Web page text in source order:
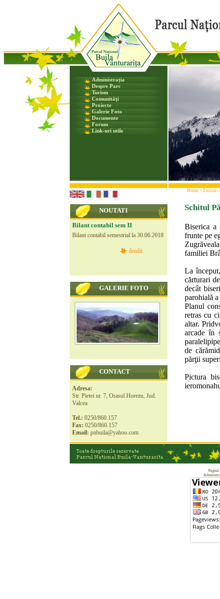
Administrația
Despre Parc
Turism
Comunităţi
Proiecte
Galerie Foto
Documente
Forum
Link-uri utile
NOUTATI
Bilant contabil sem II
Bilant contabil semestrial la 30.06.2018
detalii
GALERIE FOTO
CONTACT
Adresa:
Str. Pietei nr. 7, Orasul Horezu, Jud.
Valcea
Tel.: 0250/860.157
Fax: 0250/860.157
Email: pnbuila@yahoo.com
Home > Turism
Schitul
Biserica a
frunte pe
familiei
La
cărturari
decât
parohială
Planul
retras cu
altar.
arcade în
de
părţii
Pictura